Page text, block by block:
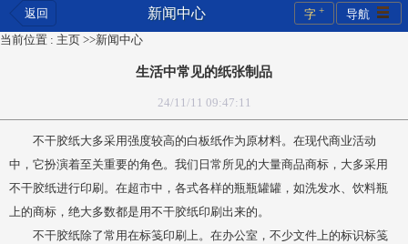
返回 新闻中心 导航
字 +
当前位置 : 主页 >>新闻中心
生活中常见的纸张制品
24/11/11 09:47:11
不干胶纸大多采用强度较高的白板纸作为原材料。在现代商业活动
中，它扮演着至关重要的角色。我们日常所见的大量商品商标，大多采用
不干胶纸进行印刷。在超市中，各式各样的瓶瓶罐罐，如洗发水、饮料瓶
上的商标，绝大多数都是用不干胶纸印刷出来的。
不干胶纸除了常用在标笺印刷上。在办公室，不少文件上的标识标笺